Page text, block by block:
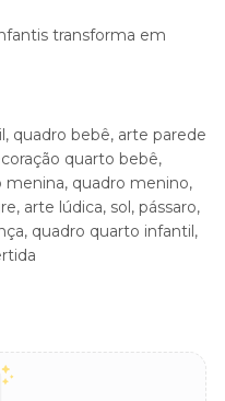
transforma em
quadro bebê, arte parede
quarto bebê,
menina, quadro menino,
arte lúdica, sol, pássaro,
quadro quarto infantil,